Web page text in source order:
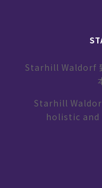
Starhill Waldorf
Starhill
holistic